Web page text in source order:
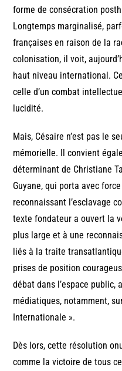
forme de consécration
Longtemps marginalisé,
françaises en raison de la
colonisation, il voit,
haut niveau international.
celle d’un combat
lucidité.
Mais, Césaire n’est pas le
mémorielle. Il convient
déterminant de Christiane
Guyane, qui porta avec
reconnaissant l’esclavage
texte fondateur a ouvert la
plus large et à une
liés à la traite
prises de position
débat dans l’espace public,
médiatiques, notamment,
Internationale ».
Dès lors, cette résolution
comme la victoire de tous